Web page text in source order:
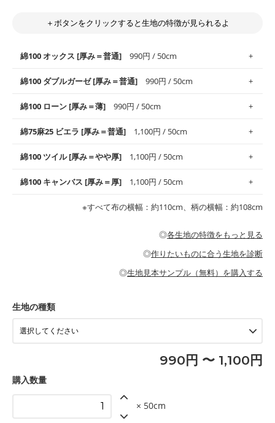
＋ボタンをクリックすると生地の特徴が見られるよ
綿100 オックス [厚み＝普通] 990円 / 50cm
使いやすさNo.1！しなやかさと適度な張りを併せ持ち、通気性の
高さがオックス生地の特徴です。当サイトのオックス生地は、
般にお使いいただけます。
※レッスンバッグ、上履き袋などの通園通学グッズにはツイル生
・布団カバーなどの寝具、カーテン
綿100 ダブルガーゼ [厚み＝普通] 990円 / 50cm
柔らかくふんわりとした肌触りが特徴です。ベビー用品やハンカ
チなど直接肌に触れるアイテムに最適です。高い吸湿性・通気性
す。
・スタイ、おくるみなどのベビーグッズ
・ブラウス、チュニック、ワンピースなどの洋服
・パジャマなどの寝具
綿100 ローン [厚み＝薄] 990円 / 50cm
上質で薄手の平織りの生地です。軽やかさとなめらかな手触りの
良さが魅力。透け感があるので、涼しげなトップスなどに最適で
・ブラウス、シャツ、チュニックなどのトップス
綿75麻25 ビエラ [厚み＝普通] 1,100円 / 50cm
コットン75％リネン25％の当店のビエラ生地は、オックス生地よ
りもふんわりとした柔らかい質感と適度な落ち感を感じられるの
綿100 ツイル [厚み＝やや厚] 1,100円 / 50cm
綾織りの生地です。しっかりとした張りと厚みがありながらも柔
らかいのが特徴です。生地の厚みは中厚手です。1枚でも透け感
・カーテン、エプロン、テーブルクロスなどの暮らしのアイテム
・パンツ、タックスカートなどのボトムス
もっと詳しく見る
綿100 キャンバス [厚み＝厚] 1,100円 / 50cm
耐久性があります。トートバッグ・ポーチ・ペンケースなどの布
小物、インテリア用品に向いています。
・工作用エプロン
もっと詳しく見る
※すべて布の横幅：約110cm、柄の横幅：約108cm
◎各生地の特徴をもっと見る
◎作りたいものに合う生地を診断
◎生地見本サンプル（無料）を購入する
生地の種類
990円 〜 1,100円
購入数量
× 50cm